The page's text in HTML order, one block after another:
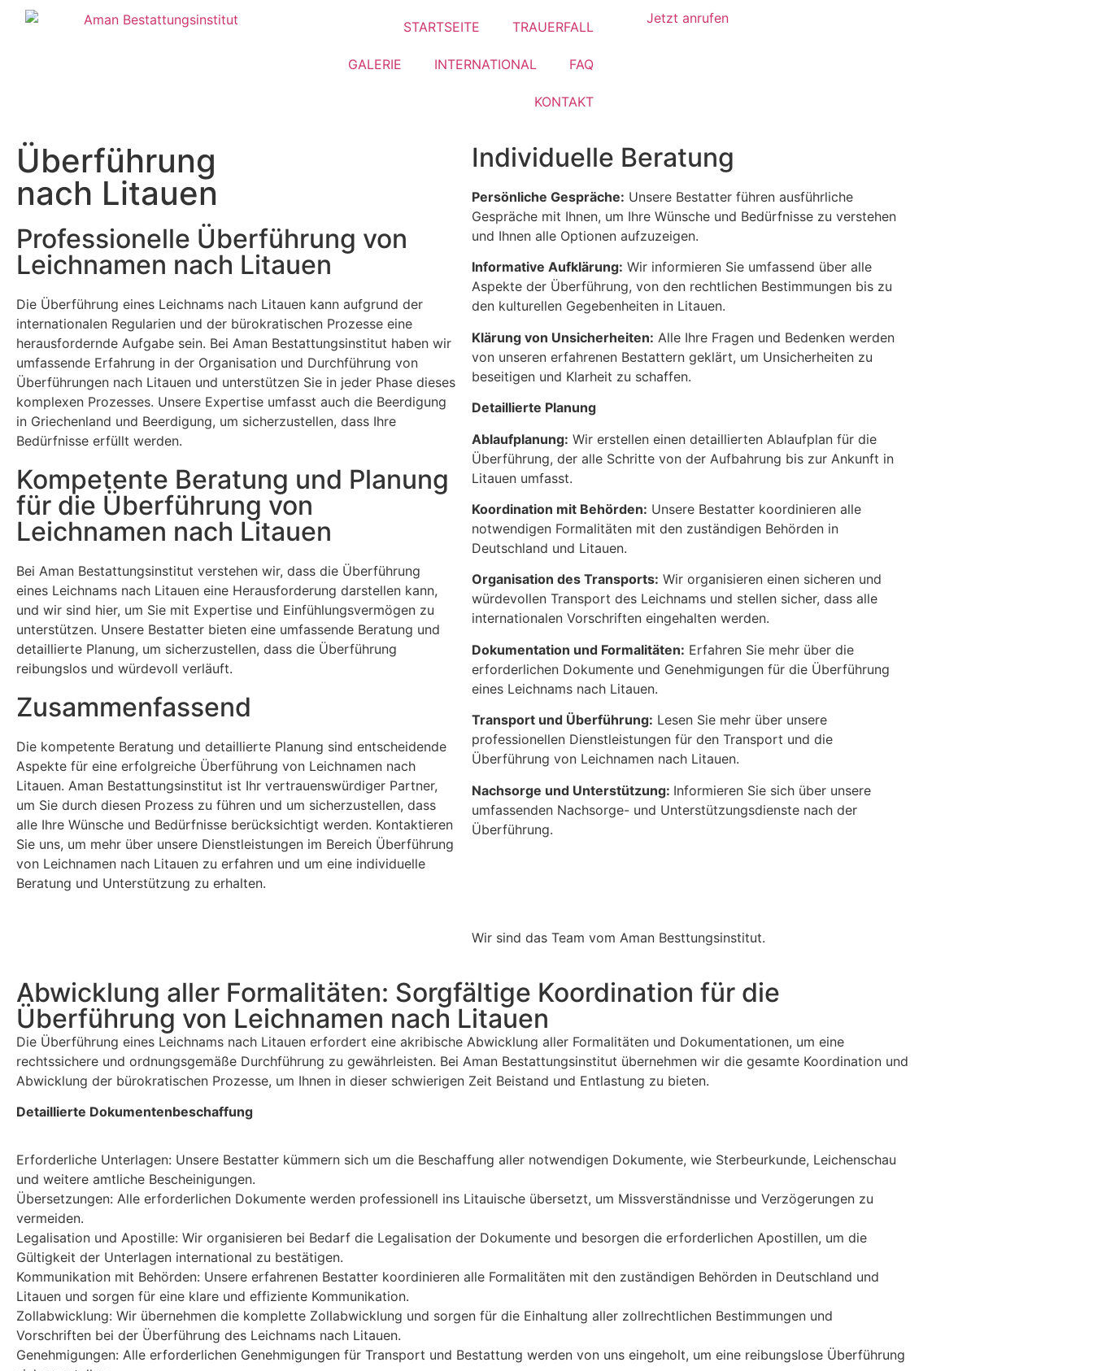
STARTSEITE TRAUERFALL
GALERIE INTERNATIONAL FAQ
KONTAKT
Jetzt anrufen
Überführung
nach Litauen
Professionelle Überführung von
Leichnamen nach Litauen
Die Überführung eines Leichnams nach Litauen kann aufgrund der
internationalen Regularien und der bürokratischen Prozesse eine
herausfordernde Aufgabe sein. Bei Aman Bestattungsinstitut haben wir
umfassende Erfahrung in der Organisation und Durchführung von
Überführungen nach Litauen und unterstützen Sie in jeder Phase dieses
komplexen Prozesses. Unsere Expertise umfasst auch die Beerdigung
in Griechenland und Beerdigung, um sicherzustellen, dass Ihre
Bedürfnisse erfüllt werden.
Kompetente Beratung und Planung
für die Überführung von
Leichnamen nach Litauen
Bei Aman Bestattungsinstitut verstehen wir, dass die Überführung
eines Leichnams nach Litauen eine Herausforderung darstellen kann,
und wir sind hier, um Sie mit Expertise und Einfühlungsvermögen zu
unterstützen. Unsere Bestatter bieten eine umfassende Beratung und
detaillierte Planung, um sicherzustellen, dass die Überführung
reibungslos und würdevoll verläuft.
Zusammenfassend
Die kompetente Beratung und detaillierte Planung sind entscheidende
Aspekte für eine erfolgreiche Überführung von Leichnamen nach
Litauen. Aman Bestattungsinstitut ist Ihr vertrauenswürdiger Partner,
um Sie durch diesen Prozess zu führen und um sicherzustellen, dass
alle Ihre Wünsche und Bedürfnisse berücksichtigt werden. Kontaktieren
Sie uns, um mehr über unsere Dienstleistungen im Bereich Überführung
von Leichnamen nach Litauen zu erfahren und um eine individuelle
Beratung und Unterstützung zu erhalten.
Individuelle Beratung
Persönliche Gespräche: Unsere Bestatter führen ausführliche
Gespräche mit Ihnen, um Ihre Wünsche und Bedürfnisse zu verstehen
und Ihnen alle Optionen aufzuzeigen.
Informative Aufklärung: Wir informieren Sie umfassend über alle
Aspekte der Überführung, von den rechtlichen Bestimmungen bis zu
den kulturellen Gegebenheiten in Litauen.
Klärung von Unsicherheiten: Alle Ihre Fragen und Bedenken werden
von unseren erfahrenen Bestattern geklärt, um Unsicherheiten zu
beseitigen und Klarheit zu schaffen.
Detaillierte Planung
Ablaufplanung: Wir erstellen einen detaillierten Ablaufplan für die
Überführung, der alle Schritte von der Aufbahrung bis zur Ankunft in
Litauen umfasst.
Koordination mit Behörden: Unsere Bestatter koordinieren alle
notwendigen Formalitäten mit den zuständigen Behörden in
Deutschland und Litauen.
Organisation des Transports: Wir organisieren einen sicheren und
würdevollen Transport des Leichnams und stellen sicher, dass alle
internationalen Vorschriften eingehalten werden.
Dokumentation und Formalitäten: Erfahren Sie mehr über die
erforderlichen Dokumente und Genehmigungen für die Überführung
eines Leichnams nach Litauen.
Transport und Überführung: Lesen Sie mehr über unsere
professionellen Dienstleistungen für den Transport und die
Überführung von Leichnamen nach Litauen.
Nachsorge und Unterstützung: Informieren Sie sich über unsere
umfassenden Nachsorge- und Unterstützungsdienste nach der
Überführung.
Wir sind das Team vom Aman Besttungsinstitut.
Abwicklung aller Formalitäten: Sorgfältige Koordination für die
Überführung von Leichnamen nach Litauen
Die Überführung eines Leichnams nach Litauen erfordert eine akribische Abwicklung aller Formalitäten und Dokumentationen, um eine
rechtssichere und ordnungsgemäße Durchführung zu gewährleisten. Bei Aman Bestattungsinstitut übernehmen wir die gesamte Koordination und
Abwicklung der bürokratischen Prozesse, um Ihnen in dieser schwierigen Zeit Beistand und Entlastung zu bieten.
Detaillierte Dokumentenbeschaffung
Erforderliche Unterlagen: Unsere Bestatter kümmern sich um die Beschaffung aller notwendigen Dokumente, wie Sterbeurkunde, Leichenschau
und weitere amtliche Bescheinigungen.
Übersetzungen: Alle erforderlichen Dokumente werden professionell ins Litauische übersetzt, um Missverständnisse und Verzögerungen zu
vermeiden.
Legalisation und Apostille: Wir organisieren bei Bedarf die Legalisation der Dokumente und besorgen die erforderlichen Apostillen, um die
Gültigkeit der Unterlagen international zu bestätigen.
Kommunikation mit Behörden: Unsere erfahrenen Bestatter koordinieren alle Formalitäten mit den zuständigen Behörden in Deutschland und
Litauen und sorgen für eine klare und effiziente Kommunikation.
Zollabwicklung: Wir übernehmen die komplette Zollabwicklung und sorgen für die Einhaltung aller zollrechtlichen Bestimmungen und
Vorschriften bei der Überführung des Leichnams nach Litauen.
Genehmigungen: Alle erforderlichen Genehmigungen für Transport und Bestattung werden von uns eingeholt, um eine reibungslose Überführung